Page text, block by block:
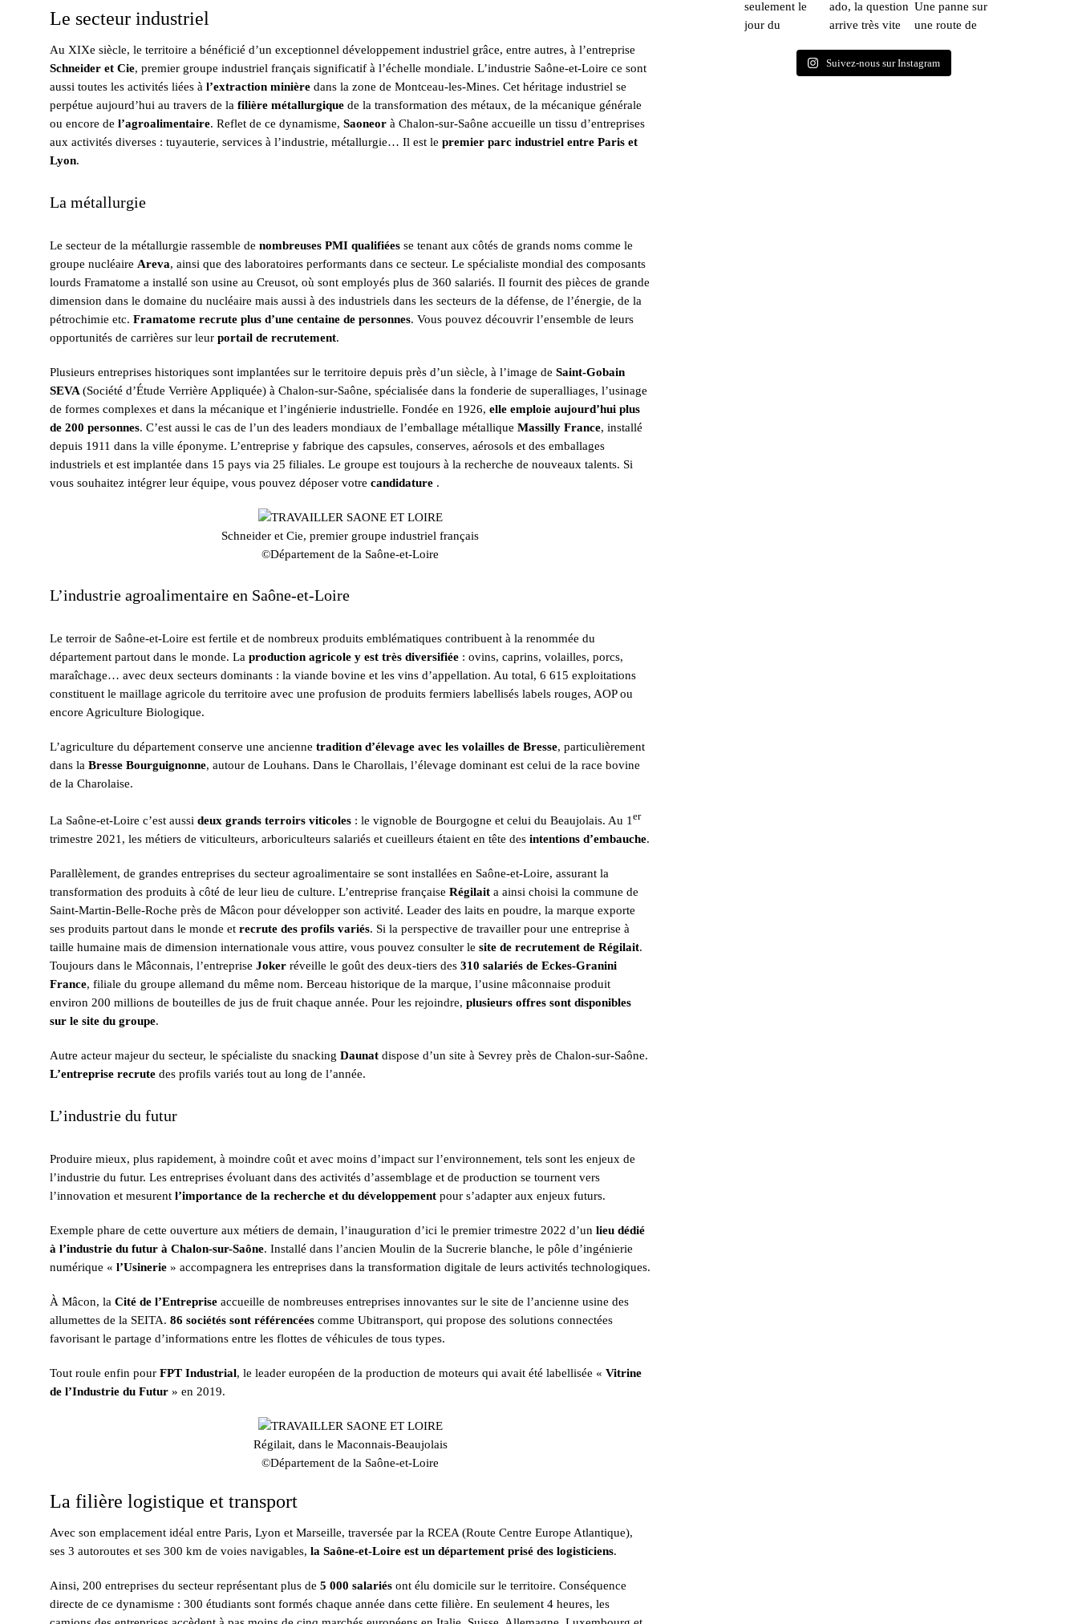
Le secteur industriel
Au XIXe siècle, le territoire a bénéficié d’un exceptionnel développement industriel grâce, entre autres, à l’entreprise
Schneider et Cie, premier groupe industriel français significatif à l’échelle mondiale. L’industrie Saône-et-Loire ce sont
aussi toutes les activités liées à l’extraction minière dans la zone de Montceau-les-Mines. Cet héritage industriel se
perpétue aujourd’hui au travers de la filière métallurgique de la transformation des métaux, de la mécanique générale
ou encore de l’agroalimentaire. Reflet de ce dynamisme, Saoneor à Chalon-sur-Saône accueille un tissu d’entreprises
aux activités diverses : tuyauterie, services à l’industrie, métallurgie… Il est le premier parc industriel entre Paris et
Lyon.
La métallurgie
Le secteur de la métallurgie rassemble de nombreuses PMI qualifiées se tenant aux côtés de grands noms comme le
groupe nucléaire Areva, ainsi que des laboratoires performants dans ce secteur. Le spécialiste mondial des composants
lourds Framatome a installé son usine au Creusot, où sont employés plus de 360 salariés. Il fournit des pièces de grande
dimension dans le domaine du nucléaire mais aussi à des industriels dans les secteurs de la défense, de l’énergie, de la
pétrochimie etc. Framatome recrute plus d’une centaine de personnes. Vous pouvez découvrir l’ensemble de leurs
opportunités de carrières sur leur portail de recrutement.
Plusieurs entreprises historiques sont implantées sur le territoire depuis près d’un siècle, à l’image de Saint-Gobain
SEVA (Société d’Étude Verrière Appliquée) à Chalon-sur-Saône, spécialisée dans la fonderie de superalliages, l’usinage
de formes complexes et dans la mécanique et l’ingénierie industrielle. Fondée en 1926, elle emploie aujourd’hui plus
de 200 personnes. C’est aussi le cas de l’un des leaders mondiaux de l’emballage métallique Massilly France, installé
depuis 1911 dans la ville éponyme. L’entreprise y fabrique des capsules, conserves, aérosols et des emballages
industriels et est implantée dans 15 pays via 25 filiales. Le groupe est toujours à la recherche de nouveaux talents. Si
vous souhaitez intégrer leur équipe, vous pouvez déposer votre candidature .
Schneider et Cie, premier groupe industriel français
©Département de la Saône-et-Loire
L’industrie agroalimentaire en Saône-et-Loire
Le terroir de Saône-et-Loire est fertile et de nombreux produits emblématiques contribuent à la renommée du
département partout dans le monde. La production agricole y est très diversifiée : ovins, caprins, volailles, porcs,
maraîchage… avec deux secteurs dominants : la viande bovine et les vins d’appellation. Au total, 6 615 exploitations
constituent le maillage agricole du territoire avec une profusion de produits fermiers labellisés labels rouges, AOP ou
encore Agriculture Biologique.
L’agriculture du département conserve une ancienne tradition d’élevage avec les volailles de Bresse, particulièrement
dans la Bresse Bourguignonne, autour de Louhans. Dans le Charollais, l’élevage dominant est celui de la race bovine
de la Charolaise.
La Saône-et-Loire c’est aussi deux grands terroirs viticoles : le vignoble de Bourgogne et celui du Beaujolais. Au 1er
trimestre 2021, les métiers de viticulteurs, arboriculteurs salariés et cueilleurs étaient en tête des intentions d’embauche.
Parallèlement, de grandes entreprises du secteur agroalimentaire se sont installées en Saône-et-Loire, assurant la
transformation des produits à côté de leur lieu de culture. L’entreprise française Régilait a ainsi choisi la commune de
Saint-Martin-Belle-Roche près de Mâcon pour développer son activité. Leader des laits en poudre, la marque exporte
ses produits partout dans le monde et recrute des profils variés. Si la perspective de travailler pour une entreprise à
taille humaine mais de dimension internationale vous attire, vous pouvez consulter le site de recrutement de Régilait.
Toujours dans le Mâconnais, l’entreprise Joker réveille le goût des deux-tiers des 310 salariés de Eckes-Granini
France, filiale du groupe allemand du même nom. Berceau historique de la marque, l’usine mâconnaise produit
environ 200 millions de bouteilles de jus de fruit chaque année. Pour les rejoindre, plusieurs offres sont disponibles
sur le site du groupe.
Autre acteur majeur du secteur, le spécialiste du snacking Daunat dispose d’un site à Sevrey près de Chalon-sur-Saône.
L’entreprise recrute des profils variés tout au long de l’année.
L’industrie du futur
Produire mieux, plus rapidement, à moindre coût et avec moins d’impact sur l’environnement, tels sont les enjeux de
l’industrie du futur. Les entreprises évoluant dans des activités d’assemblage et de production se tournent vers
l’innovation et mesurent l’importance de la recherche et du développement pour s’adapter aux enjeux futurs.
Exemple phare de cette ouverture aux métiers de demain, l’inauguration d’ici le premier trimestre 2022 d’un lieu dédié
à l’industrie du futur à Chalon-sur-Saône. Installé dans l’ancien Moulin de la Sucrerie blanche, le pôle d’ingénierie
numérique « l’Usinerie » accompagnera les entreprises dans la transformation digitale de leurs activités technologiques.
À Mâcon, la Cité de l’Entreprise accueille de nombreuses entreprises innovantes sur le site de l’ancienne usine des
allumettes de la SEITA. 86 sociétés sont référencées comme Ubitransport, qui propose des solutions connectées
favorisant le partage d’informations entre les flottes de véhicules de tous types.
Tout roule enfin pour FPT Industrial, le leader européen de la production de moteurs qui avait été labellisée « Vitrine
de l’Industrie du Futur » en 2019.
Régilait, dans le Maconnais-Beaujolais
©Département de la Saône-et-Loire
La filière logistique et transport
Avec son emplacement idéal entre Paris, Lyon et Marseille, traversée par la RCEA (Route Centre Europe Atlantique),
ses 3 autoroutes et ses 300 km de voies navigables, la Saône-et-Loire est un département prisé des logisticiens.
Ainsi, 200 entreprises du secteur représentant plus de 5 000 salariés ont élu domicile sur le territoire. Conséquence
directe de ce dynamisme : 300 étudiants sont formés chaque année dans cette filière. En seulement 4 heures, les
Suivez-nous sur Instagram